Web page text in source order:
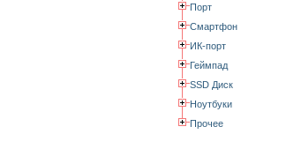
Порт
Смартфон
ИК-порт
Геймпад
SSD Диск
Ноутбуки
Прочее